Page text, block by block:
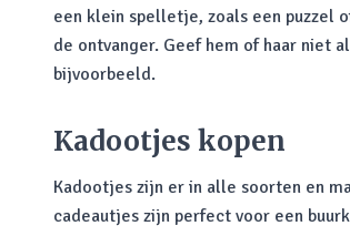
een klein spelletje, zoals een puzzel
de ontvanger. Geef hem of haar niet
bijvoorbeeld.
Kadootjes kopen
Kadootjes zijn er in alle soorten en
cadeautjes zijn perfect voor een